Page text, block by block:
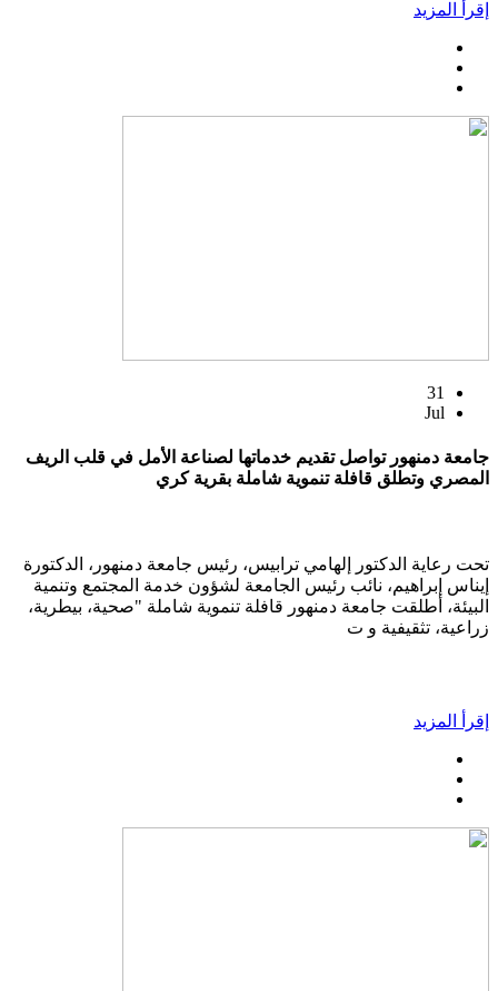
إقرأ المزيد
31
Jul
جامعة دمنهور تواصل تقديم خدماتها لصناعة الأمل في قلب الريف
المصري وتطلق قافلة تنموية شاملة بقرية كري
تحت رعاية الدكتور إلهامي ترابيس، رئيس جامعة دمنهور، الدكتورة
إيناس إبراهيم، نائب رئيس الجامعة لشؤون خدمة المجتمع وتنمية
البيئة، أطلقت جامعة دمنهور قافلة تنموية شاملة "صحية، بيطرية،
زراعية، تثقيفية و ت
إقرأ المزيد